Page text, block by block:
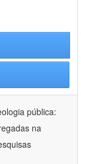
pública:
na